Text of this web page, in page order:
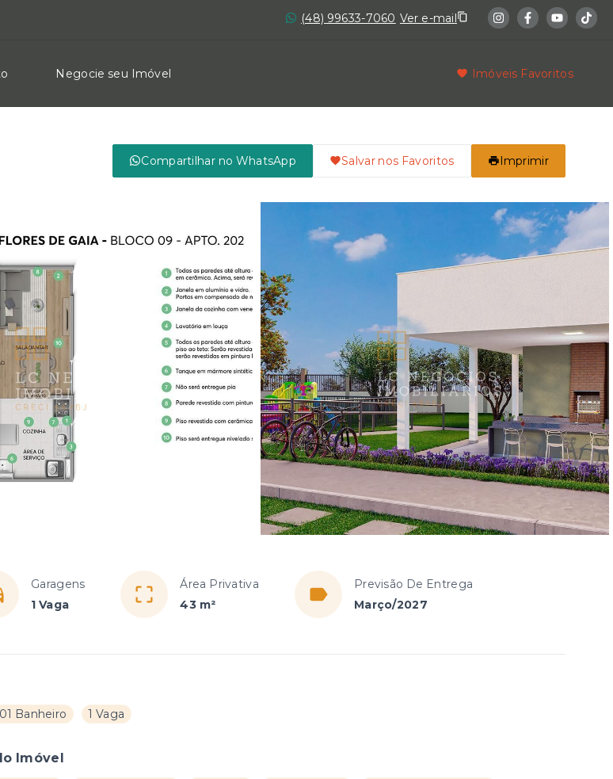
(48) 99633-7060 Ver e-mail
Negocie seu Imóvel Imóveis Favoritos
Compartilhar no WhatsApp Salvar nos Favoritos Imprimir
Garagens
1 Vaga
Área Privativa
43 m²
Previsão De Entrega
Março/2027
01 Banheiro 1 Vaga
Imóvel